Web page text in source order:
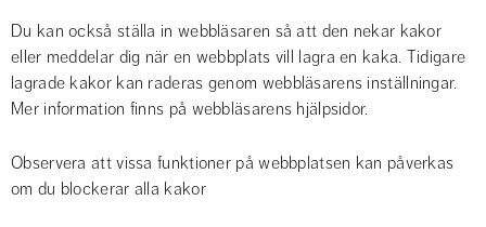
Du kan också ställa in webbläsaren så att den nekar kakor
eller meddelar dig när en webbplats vill lagra en kaka. Tidigare
lagrade kakor kan raderas genom webbläsarens inställningar.
Mer information finns på webbläsarens hjälpsidor.
Observera att vissa funktioner på webbplatsen kan påverkas
om du blockerar alla kakor